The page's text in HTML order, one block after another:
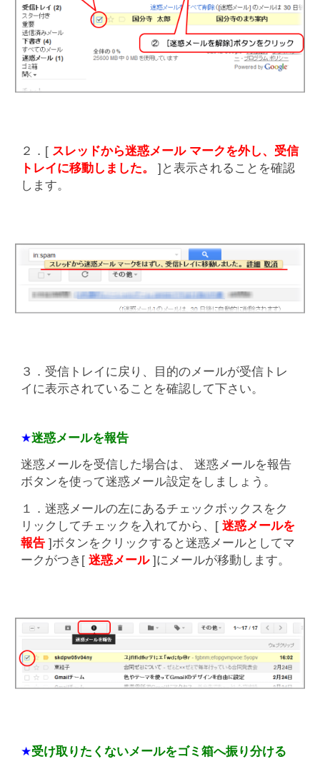
２．[ スレッドから迷惑メール マークを外し、受信
トレイに移動しました。
]と表示されることを確認
します。
３．受信トレイに戻り、目的のメールが受信トレ
イに表示されていることを確認して下さい。
★迷惑メールを報告
迷惑メールを受信した場合は、 迷惑メールを報告
ボタンを使って迷惑メール設定をしましょう。
１．迷惑メールの左にあるチェックボックスをク
リックしてチェックを入れてから、[迷惑メールを
報告 ]ボタンをクリックすると迷惑メールとしてマ
ークがつき[迷惑メール]にメールが移動します。
★受け取りたくないメールをゴミ箱へ振り分ける